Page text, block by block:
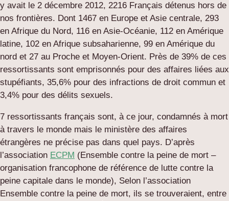
y avait le 2 décembre 2012, 2216 Français détenus hors de
nos frontières. Dont 1467 en Europe et Asie centrale, 293
en Afrique du Nord, 116 en Asie-Océanie, 112 en Amérique
latine, 102 en Afrique subsaharienne, 99 en Amérique du
nord et 27 au Proche et Moyen-Orient. Près de 39% de ces
ressortissants sont emprisonnés pour des affaires liées aux
stupéfiants, 35,6% pour des infractions de droit commun et
3,4% pour des délits sexuels.
7 ressortissants français sont, à ce jour, condamnés à mort
à travers le monde mais le ministère des affaires
étrangères ne précise pas dans quel pays. D’après
l’association ECPM (Ensemble contre la peine de mort –
organisation francophone de référence de lutte contre la
peine capitale dans le monde), Selon l’association
Ensemble contre la peine de mort, ils se trouveraient, entre